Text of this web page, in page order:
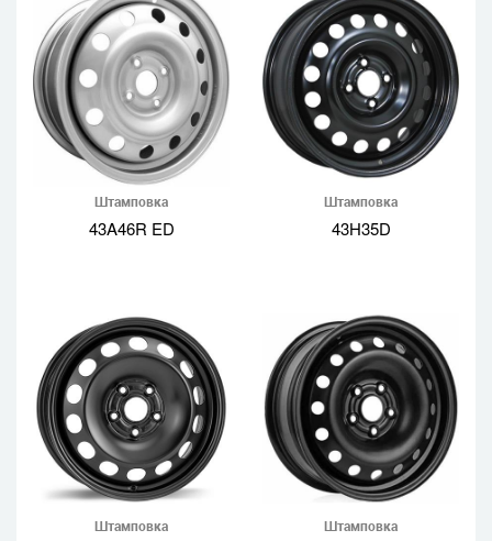
Штамповка
43A46R ED
Штамповка
43H35D
Штамповка Штамповка